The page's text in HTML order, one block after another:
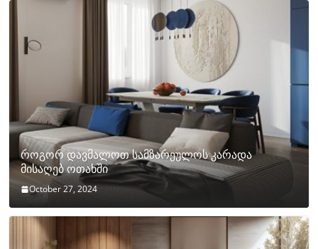
როგორ დავმალოთ სამზარეულოს კარადა
მისაღებ ოთახში
October 27, 2024